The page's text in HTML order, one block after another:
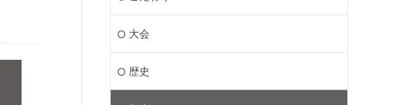
大会
歴史